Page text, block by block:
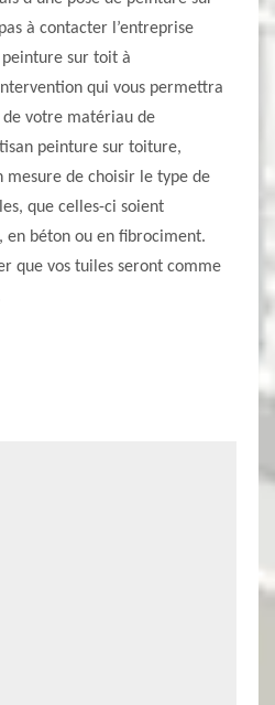
à contacter l’entreprise
sur toit à
qui vous permettra
votre matériau de
peinture sur toiture,
mesure de choisir le type de
que celles-ci soient
béton ou en fibrociment.
que vos tuiles seront comme